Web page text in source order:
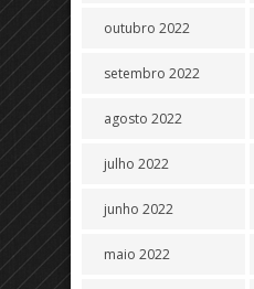
outubro 2022
setembro 2022
agosto 2022
julho 2022
junho 2022
maio 2022